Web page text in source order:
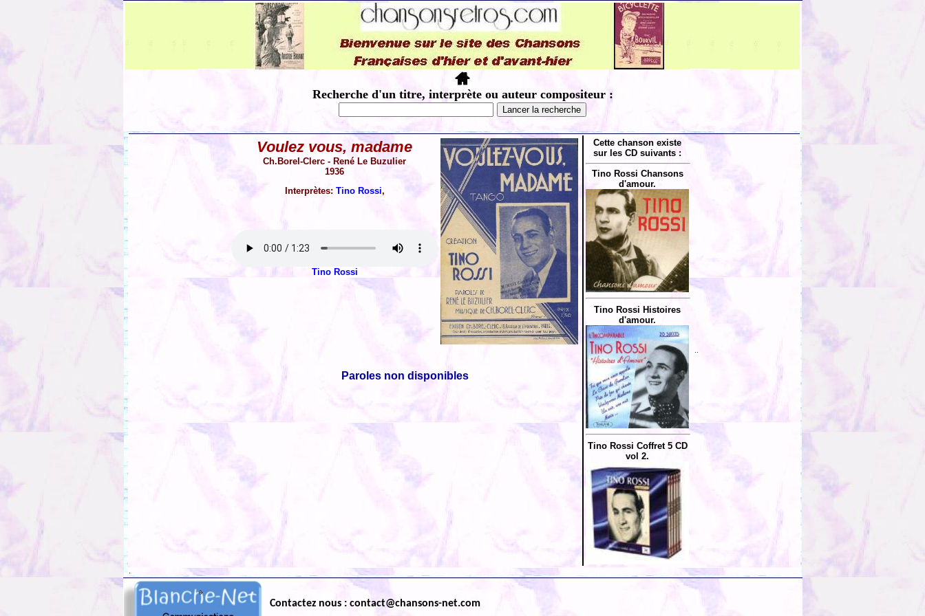
Recherche d'un titre, interprète ou auteur compositeur :
Voulez vous, madame
Ch.Borel-Clerc - René Le Buzulier
1936
Interprètes: Tino Rossi,
Tino Rossi
Paroles non disponibles
Cette chanson existe
sur les CD suivants :
Tino Rossi Chansons
d'amour.
Tino Rossi Histoires
d'amour.
Tino Rossi Coffret 5 CD
vol 2.
Contactez nous : contact@chansons-net.com